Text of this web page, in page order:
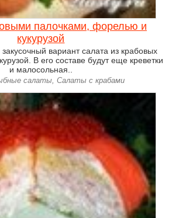
палочками, форелью и
кукурузой
вариант салата из крабовых
В его составе будут еще креветки
и малосольная..
салаты, Салаты с крабами